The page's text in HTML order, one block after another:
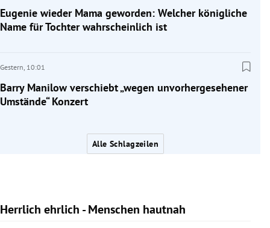
Eugenie wieder Mama geworden: Welcher königliche
Name für Tochter wahrscheinlich ist
Gestern, 10:01
Barry Manilow verschiebt „wegen unvorhergesehener
Umstände“ Konzert
Alle Schlagzeilen
Herrlich ehrlich - Menschen hautnah
Slide 1 von 10